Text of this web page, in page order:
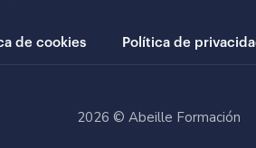
de cookies Política de
2026 © Abeille Formación